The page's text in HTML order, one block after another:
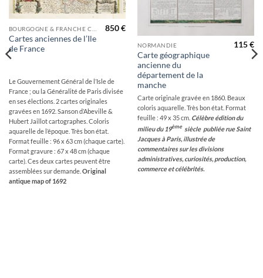
Cartes anciennes de l’Ile
de France
850€
Le Gouvernement Général de l’Isle de
France ; ou la Généralité de Paris divisée
en ses élections. 2 cartes originales
gravées en 1692. Sanson d’Abeville &
Hubert Jaillot cartographes. Coloris
aquarelle de l’époque. Très bon état.
Format feuille : 96 x 63 cm (chaque carte).
Format gravure : 67 x 48 cm (chaque
carte). Ces deux cartes peuvent être
assemblées sur demande. Original
antique map of 1692
NORMANDIE
Carte géographique
ancienne du
département de la
manche
115€
Carte originale gravée en 1860. Beaux
coloris aquarelle. Très bon état. Format
feuille : 49 x 35 cm. Célèbre édition du
milieu du 19èmesiècle publiée rue Saint
Jacques à Paris, illustrée de
commentaires sur les divisions
administratives, curiosités, production,
commerce et célébrités.